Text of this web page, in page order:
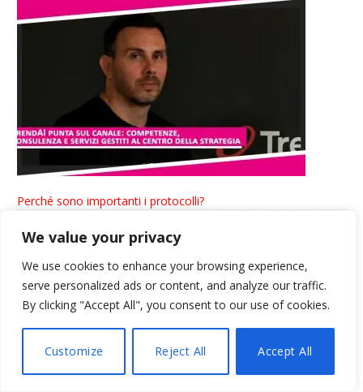
We value your privacy
We use cookies to enhance your browsing experience,
serve personalized ads or content, and analyze our traffic.
By clicking "Accept All", you consent to our use of cookies.
Customize Reject All Accept All
Perché sono importanti i protocolli?